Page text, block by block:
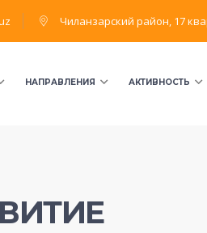
Чиланзарский район, 17
НАПРАВЛЕНИЯ АКТИВНОСТЬ